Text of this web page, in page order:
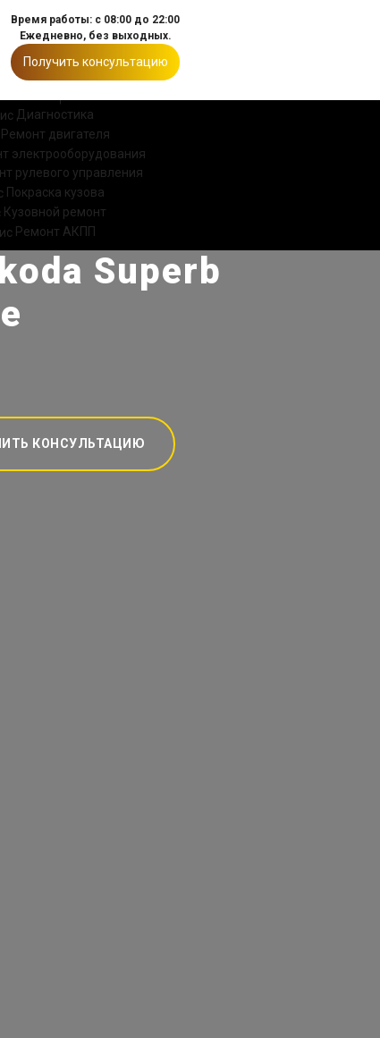
Время работы: с 08:00 до 22:00
Ежедневно, без выходных.
Получить консультацию
Диагностика
Ремонт двигателя
электрооборудования
рулевого управления
Покраска кузова
Кузовной ремонт
Ремонт АКПП
Superb
КОНСУЛЬТАЦИЮ